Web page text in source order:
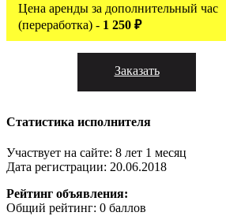
Цена аренды за дополнительный час
(переработка) - 1 250 ₽
Заказать
Статистика исполнителя
Участвует на сайте: 8 лет 1 месяц
Дата регистрации: 20.06.2018
Рейтинг объявления:
Общий рейтинг: 0 баллов